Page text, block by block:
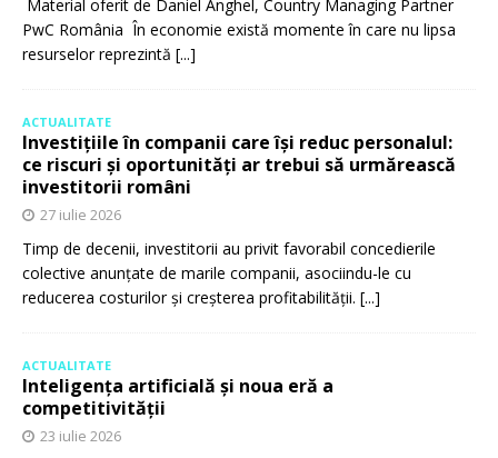
Material oferit de Daniel Anghel, Country Managing Partner
PwC România În economie există momente în care nu lipsa
resurselor reprezintă [...]
ACTUALITATE
Investițiile în companii care își reduc personalul:
ce riscuri și oportunități ar trebui să urmărească
investitorii români
27 iulie 2026
Timp de decenii, investitorii au privit favorabil concedierile
colective anunțate de marile companii, asociindu-le cu
reducerea costurilor și creșterea profitabilității. [...]
ACTUALITATE
Inteligența artificială și noua eră a
competitivității
23 iulie 2026